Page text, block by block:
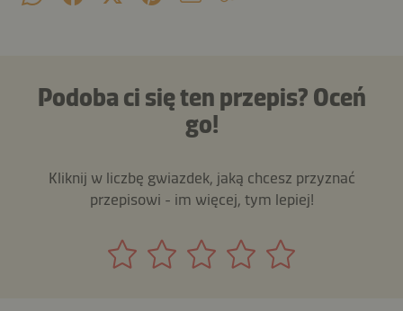
Podoba ci się ten przepis? Oceń
go!
Kliknij w liczbę gwiazdek, jaką chcesz przyznać
przepisowi - im więcej, tym lepiej!